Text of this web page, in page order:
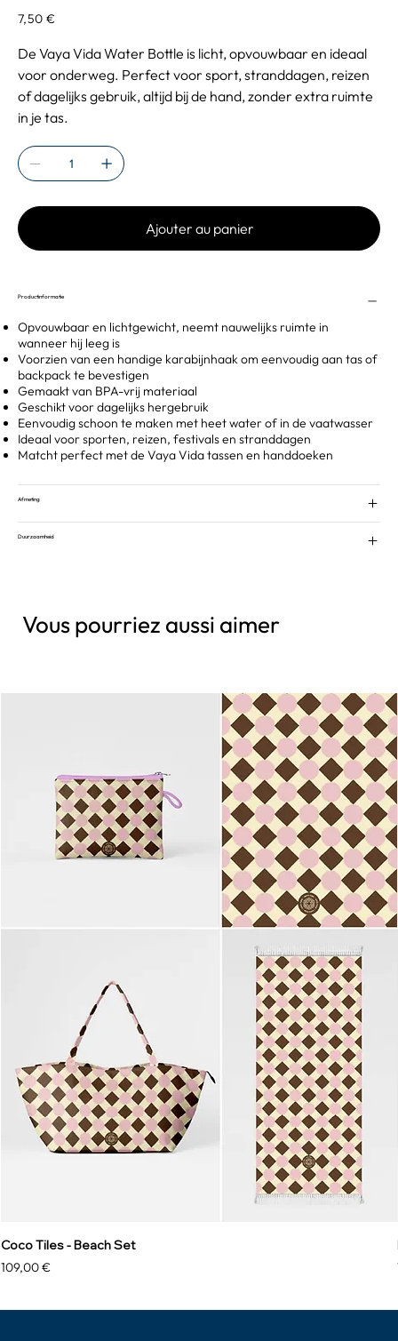
Prix
7,50 €
De Vaya Vida Water Bottle is licht, opvouwbaar en ideaal
voor onderweg. Perfect voor sport, stranddagen, reizen
of dagelijks gebruik, altijd bij de hand, zonder extra ruimte
in je tas.
Ajouter au panier
Productinformatie
Opvouwbaar en lichtgewicht, neemt nauwelijks ruimte in
wanneer hij leeg is
Voorzien van een handige karabijnhaak om eenvoudig aan tas of
backpack te bevestigen
Gemaakt van BPA-vrij materiaal
Geschikt voor dagelijks hergebruik
Eenvoudig schoon te maken met heet water of in de vaatwasser
Ideaal voor sporten, reizen, festivals en stranddagen
Matcht perfect met de Vaya Vida tassen en handdoeken
Afmeting
Duurzaamheid
Vous pourriez aussi aimer
Coco Tiles - Beach Set
Prix
109,00 €